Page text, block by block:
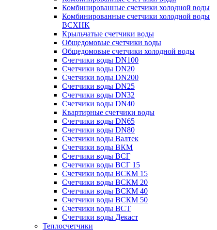
Комбинированные счетчики холодной воды
Комбинированные счетчики холодной воды
ВСХНК
Крыльчатые счетчики воды
Общедомовые счетчики воды
Общедомовые счетчики холодной воды
Счетчики воды DN100
Счетчики воды DN20
Счетчики воды DN200
Счетчики воды DN25
Счетчики воды DN32
Счетчики воды DN40
Квартирные счетчики воды
Счетчики воды DN65
Счетчики воды DN80
Счетчики воды Валтек
Счетчики воды ВКМ
Счетчики воды ВСГ
Счетчики воды ВСГ 15
Счетчики воды ВСКМ 15
Счетчики воды ВСКМ 20
Счетчики воды ВСКМ 40
Счетчики воды ВСКМ 50
Счетчики воды ВСТ
Счетчики воды Декаст
Теплосчетчики